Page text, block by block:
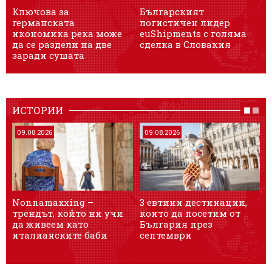
Ключова за
германската
икономика река може
да се раздели на две
заради сушата
Българският
логистичен лидер
euShipments с голяма
сделка в Словакия
ИСТОРИИ
09.08.2026
Nonnamaxxing –
трендът, който ни учи
да живеем като
италианските баби
09.08.2026
3 евтини дестинации,
които да посетим от
България през
септември